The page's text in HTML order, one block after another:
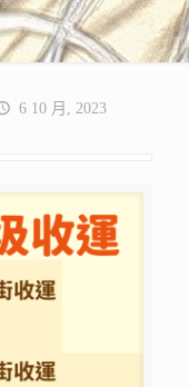
6 10 月, 2023